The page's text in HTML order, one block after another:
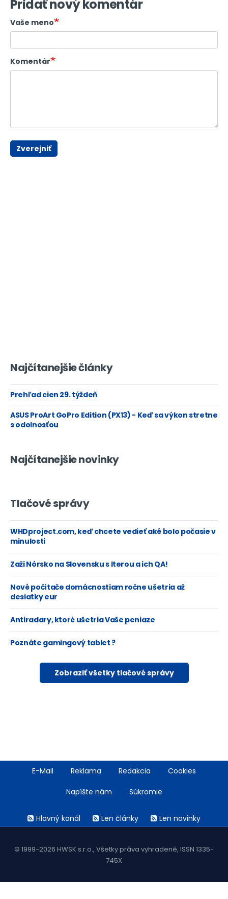
Pridať nový komentár
Vaše meno
Komentár
Zverejniť
Najčítanejšie články
Prehľad cien 29. týždeň
ASUS ProArt GoPro Edition (PX13) - Keď sa výkon stretne
s odolnosťou
Najčítanejšie novinky
Tlačové správy
WHDproject.com, keď chcete vedieť aké bolo počasie v
minulosti
Zaži Nórsko na Slovensku s Iterou a ich QA!
Nové počítače domácnostiam ročne ušetria až
desiatky eur
Antiradary, ktoré ušetria Vaše peniaze
Poznáte gamingový tablet ?
Zobraziť všetky tlačové správy
FooterE-Mail Reklama Redakcia Cookies
Napíšte nám Súkromie
menuHlavný kanál Len články Len novinky
© 1999-2026 HWSK s.r.o., Všetky práva vyhradené, ISSN 1335-
745X